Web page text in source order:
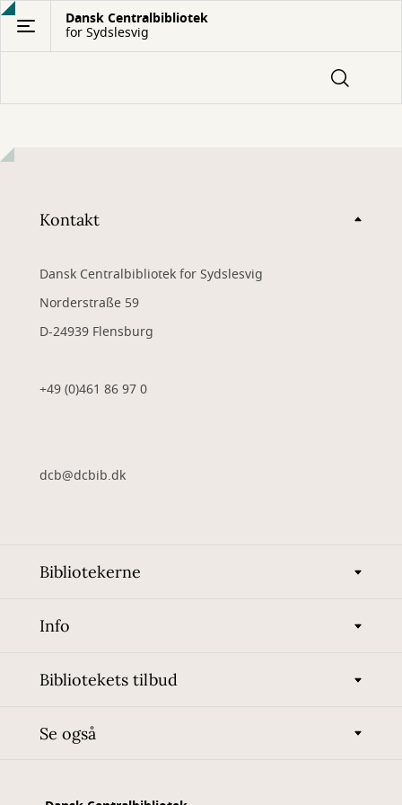
Gå
hovedindhold
Dansk Centralbibliotek
for Sydslesvig
Kontakt
Dansk Centralbibliotek for Sydslesvig
Norderstraße 59
D-24939 Flensburg
+49 (0)461 86 97 0
dcb@dcbib.dk
Bibliotekerne
Info
Bibliotekets tilbud
Se også